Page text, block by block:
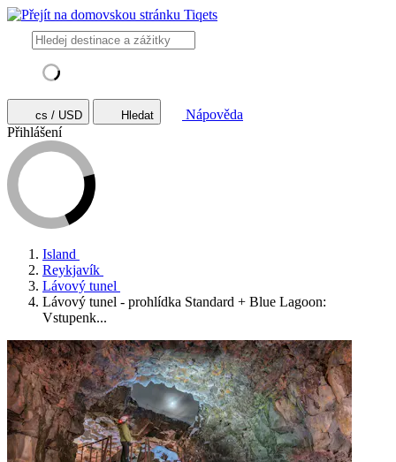
cs / USD Hledat
Nápověda
Přihlášení
Island
Reykjavík
Lávový tunel
Lávový tunel - prohlídka Standard + Blue Lagoon:
Vstupenk...